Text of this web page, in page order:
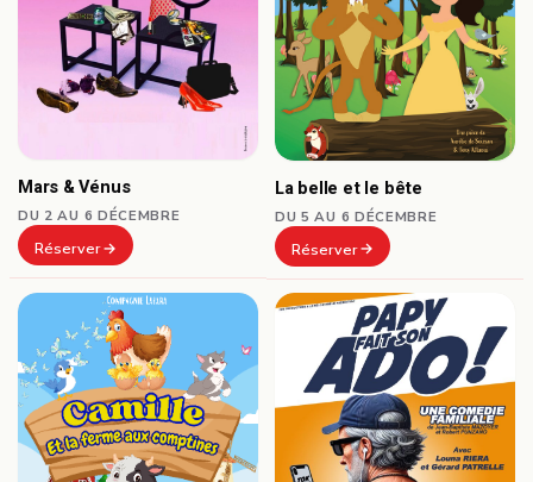
Mars & Vénus
DU 2 AU 6 DÉCEMBRE
Réserver
La belle et le bête
DU 5 AU 6 DÉCEMBRE
Réserver